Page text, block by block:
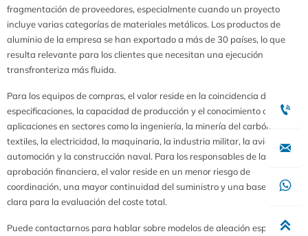
fragmentación de proveedores, especialmente cuando un proyecto
incluye varias categorías de materiales metálicos. Los productos de
aluminio de la empresa se han exportado a más de 30 países, lo que
resulta relevante para los clientes que necesitan una ejecución
transfronteriza más fluida.
Para los equipos de compras, el valor reside en la coincidencia de
especificaciones, la capacidad de producción y el conocimiento de las
aplicaciones en sectores como la ingeniería, la minería del carbón, los
textiles, la electricidad, la maquinaria, la industria militar, la aviación, la
automoción y la construcción naval. Para los responsables de la
aprobación financiera, el valor reside en un menor riesgo de
coordinación, una mayor continuidad del suministro y una base más
clara para la evaluación del coste total.
Puede contactarnos para hablar sobre modelos de aleación específicos,



